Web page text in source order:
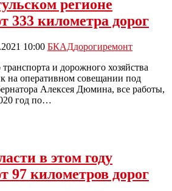
регионе
333 километра дорог
10:00 БКАДдорогиремонт
и дорожного хозяйства
на оперативном совещании под
Алексея Дюмина, все работы,
год по…
в этом году
97 километров дорог